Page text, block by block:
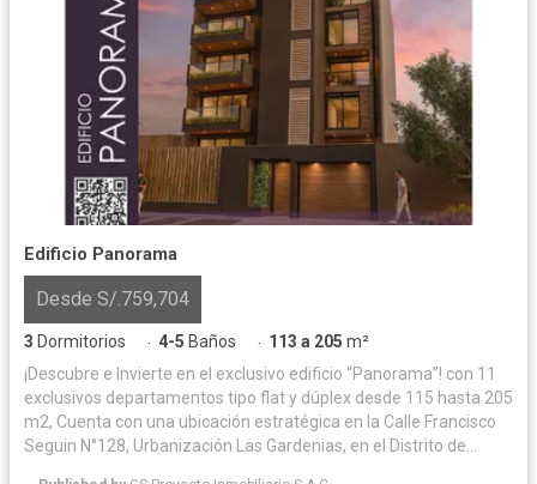
Edificio Panorama
Desde S/.759,704
3 Dormitorios · 4-5 Baños · 113 a 205 m²
¡Descubre e Invierte en el exclusivo edificio “Panorama”! con 11
exclusivos departamentos tipo flat y dúplex desde 115 hasta 205
m2, Cuenta con una ubicación estratégica en la Calle Francisco
Seguin N°128, Urbanización Las Gardenias, en el Distrito de